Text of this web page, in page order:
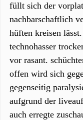
füllt sich der
nachbarschaftlich
hüften kreisen
technohasser
vor rasant.
offen wird sich
gegenseitig
aufgrund der
auch erregte